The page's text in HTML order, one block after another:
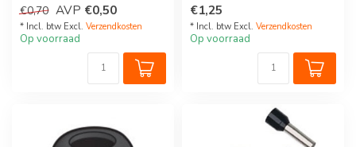
€0,70 AVP €0,50
* Incl. btw Excl. Verzendkosten
Op voorraad
Per stuk
€1,25
* Incl. btw Excl. Verzendkosten
Op voorraad